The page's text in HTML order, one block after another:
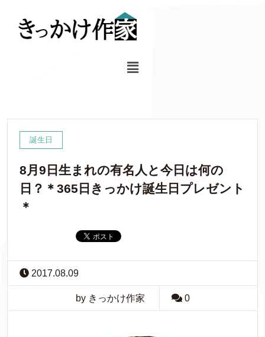
誕生日
8月9日生まれの有名人と今日は何の
日？＊365日きっかけ誕生日プレゼント
＊
2017.08.09
by きっかけ作家 0